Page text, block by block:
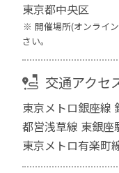
東京都中央区
開催場所(オンライ
さい。
交通アクセ
東京メトロ銀座線
都営浅草線 東銀座
東京メトロ有楽町